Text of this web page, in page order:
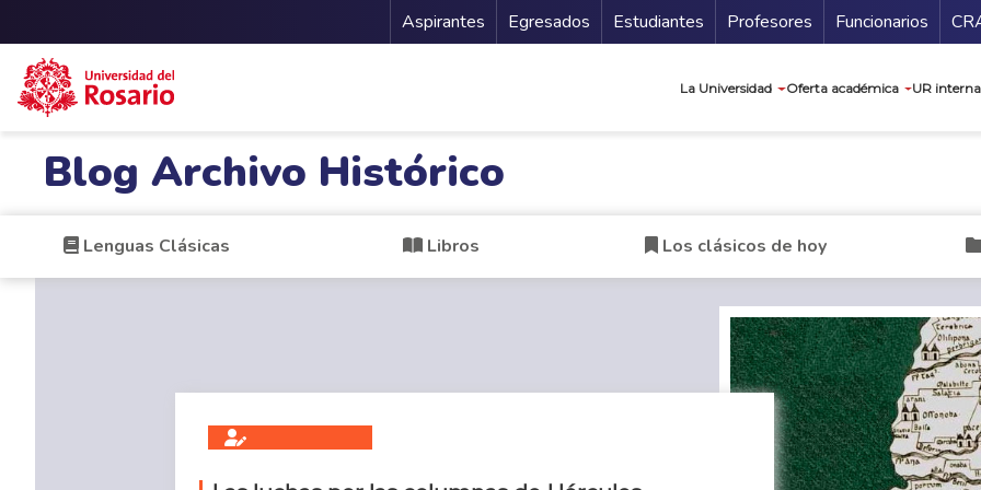
Menu Secundario
Aspirantes Egresados Estudiantes Profesores Funcionarios
La Universidad Oferta académica UR
Blog Archivo Histórico
Lenguas Clásicas Libros Los clásicos de hoy